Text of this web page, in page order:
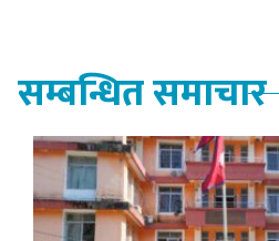
सम्बन्धित समाचार